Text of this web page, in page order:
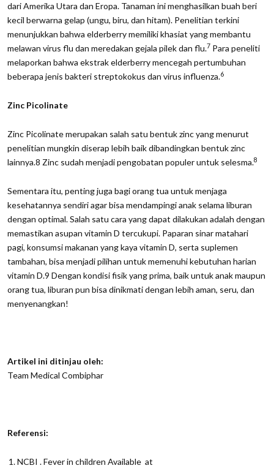
dari Amerika Utara dan Eropa. Tanaman ini menghasilkan buah beri
kecil berwarna gelap (ungu, biru, dan hitam). Penelitian terkini
menunjukkan bahwa elderberry memiliki khasiat yang membantu
melawan virus flu dan meredakan gejala pilek dan flu.7 Para peneliti
melaporkan bahwa ekstrak elderberry mencegah pertumbuhan
beberapa jenis bakteri streptokokus dan virus influenza.6
Zinc Picolinate
Zinc Picolinate merupakan salah satu bentuk zinc yang menurut
penelitian mungkin diserap lebih baik dibandingkan bentuk zinc
lainnya.8 Zinc sudah menjadi pengobatan populer untuk selesma.8
Sementara itu, penting juga bagi orang tua untuk menjaga
kesehatannya sendiri agar bisa mendampingi anak selama liburan
dengan optimal. Salah satu cara yang dapat dilakukan adalah dengan
memastikan asupan vitamin D tercukupi. Paparan sinar matahari
pagi, konsumsi makanan yang kaya vitamin D, serta suplemen
tambahan, bisa menjadi pilihan untuk memenuhi kebutuhan harian
vitamin D.9 Dengan kondisi fisik yang prima, baik untuk anak maupun
orang tua, liburan pun bisa dinikmati dengan lebih aman, seru, dan
menyenangkan!
Artikel ini ditinjau oleh:
Team Medical Combiphar
Referensi:
NCBI . Fever in children Available at